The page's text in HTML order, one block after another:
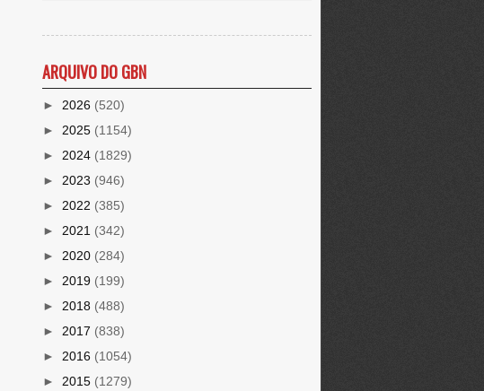
ARQUIVO DO GBN
► 2026 (520)
► 2025 (1154)
► 2024 (1829)
► 2023 (946)
► 2022 (385)
► 2021 (342)
► 2020 (284)
► 2019 (199)
► 2018 (488)
► 2017 (838)
► 2016 (1054)
► 2015 (1279)